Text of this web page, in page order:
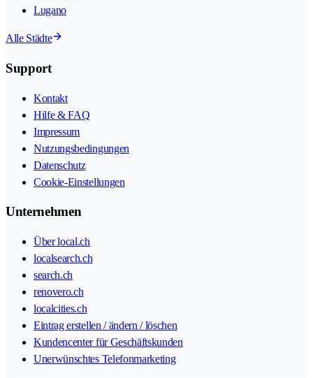
Lugano
Alle Städte
Support
Kontakt
Hilfe & FAQ
Impressum
Nutzungsbedingungen
Datenschutz
Cookie-Einstellungen
Unternehmen
Über local.ch
localsearch.ch
search.ch
renovero.ch
localcities.ch
Eintrag erstellen / ändern / löschen
Kundencenter für Geschäftskunden
Unerwünschtes Telefonmarketing